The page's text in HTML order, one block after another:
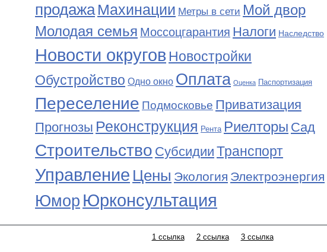
продажа Махинации Метры в сети Мой двор
Молодая семья Моссоцгарантия Налоги Наследство
Новости округов Новостройки
Обустройство Одно окно Оплата Оценка Паспортизация
Переселение Подмосковье Приватизация
Прогнозы Реконструкция Рента Риелторы Сад
Строительство Субсидии Транспорт
Управление Цены Экология Электроэнергия
Юмор Юрконсультация
1 ссылка 2 ссылка 3 ссылка